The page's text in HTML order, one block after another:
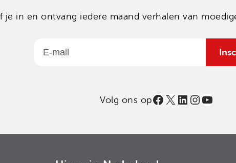
je in en ontvang iedere maand verhalen van
Volg ons opFacebook
X LinkedIn